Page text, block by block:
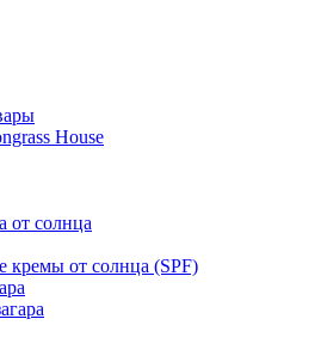
House
от солнца
кремы от солнца (SPF)